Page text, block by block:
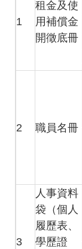
1
租金及使
用補償金
開徵底冊
2 職員名冊
3
人事資料
袋（個人
履歷表、
學歷證